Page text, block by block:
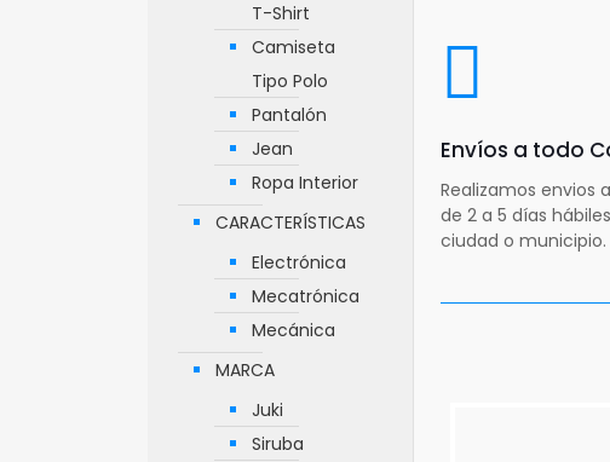
Envíos a todo
Realizamos envios
de 2 a 5 días
ciudad o municipio.
T-Shirt
Camiseta
Tipo Polo
Pantalón
Jean
Ropa Interior
CARACTERÍSTICAS
Electrónica
Mecatrónica
Mecánica
MARCA
Juki
Siruba